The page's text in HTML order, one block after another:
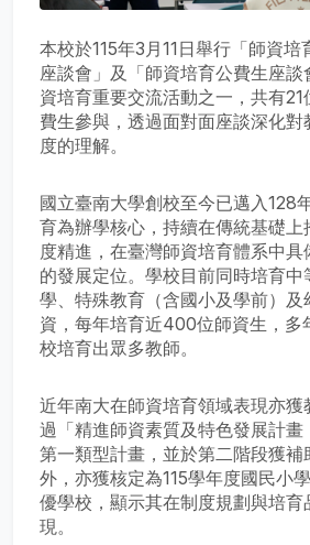
本校於115年3月11日舉行「師資培
座談會」及「師資培育公費生座
資培育重要交流活動之一，共有
費生參與，透過面對面座談深化對
度的理解。
國立臺南大學創校至今已邁入128
育為辦學核心，持續在傳統基礎上
度精進，在臺灣師資培育體系中
的發展定位。學校目前同時培育
學、特殊教育（含國小及學前）及
資，每年培育近400位師資生，多
校培育出眾多教師。
近年南大在師資培育領域表現亦獲
過「精進師資素質及特色發展計畫
第一類型計畫，並於第二階段獲補
外，亦獲核定為115學年度國民小
優學校，顯示其在制度規劃與培育
現。